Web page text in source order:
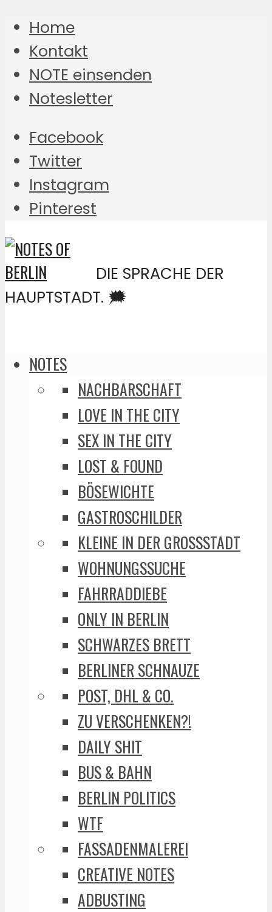
Home
Kontakt
NOTE einsenden
Notesletter
Facebook
Twitter
Instagram
Pinterest
DIE SPRACHE DER
HAUPTSTADT. 🗯️
NOTES
NACHBARSCHAFT
LOVE IN THE CITY
SEX IN THE CITY
LOST & FOUND
BÖSEWICHTE
GASTROSCHILDER
KLEINE IN DER GROSSSTADT
WOHNUNGSSUCHE
FAHRRADDIEBE
ONLY IN BERLIN
SCHWARZES BRETT
BERLINER SCHNAUZE
POST, DHL & CO.
ZU VERSCHENKEN?!
DAILY SHIT
BUS & BAHN
BERLIN POLITICS
WTF
FASSADENMALEREI
CREATIVE NOTES
ADBUSTING